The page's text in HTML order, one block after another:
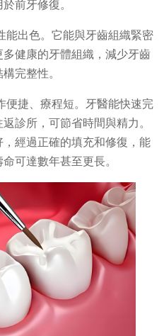
前牙修復。
能出色。它能與牙齒組織緊密
健康的牙體組織，減少牙齒
完整性。
便捷、療程短。牙醫能快速完
診所，可節省時間與精力。
經過正確的填充和修復，能
可達數年甚至更長。